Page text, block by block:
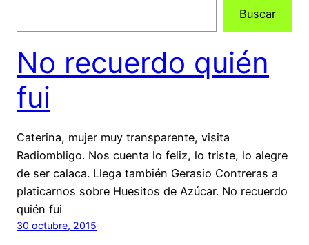
Buscar
No recuerdo quién
fui
Caterina, mujer muy transparente, visita
Radiombligo. Nos cuenta lo feliz, lo triste, lo alegre
de ser calaca. Llega también Gerasio Contreras a
platicarnos sobre Huesitos de Azúcar. No recuerdo
quién fui
30 octubre, 2015